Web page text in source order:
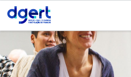
Skip to content